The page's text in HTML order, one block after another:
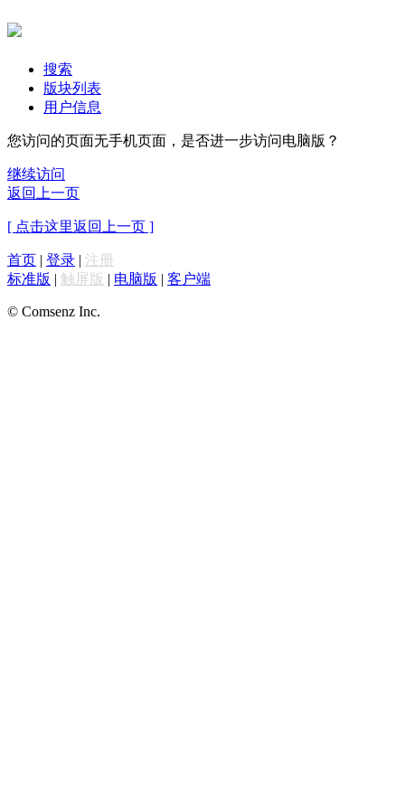
搜索
版块列表
用户信息
您访问的页面无手机页面，是否进一步访问电脑版？
继续访问
返回上一页
[ 点击这里返回上一页 ]
首页 | 登录 | 注册
标准版 | 触屏版 | 电脑版 | 客户端
© Comsenz Inc.